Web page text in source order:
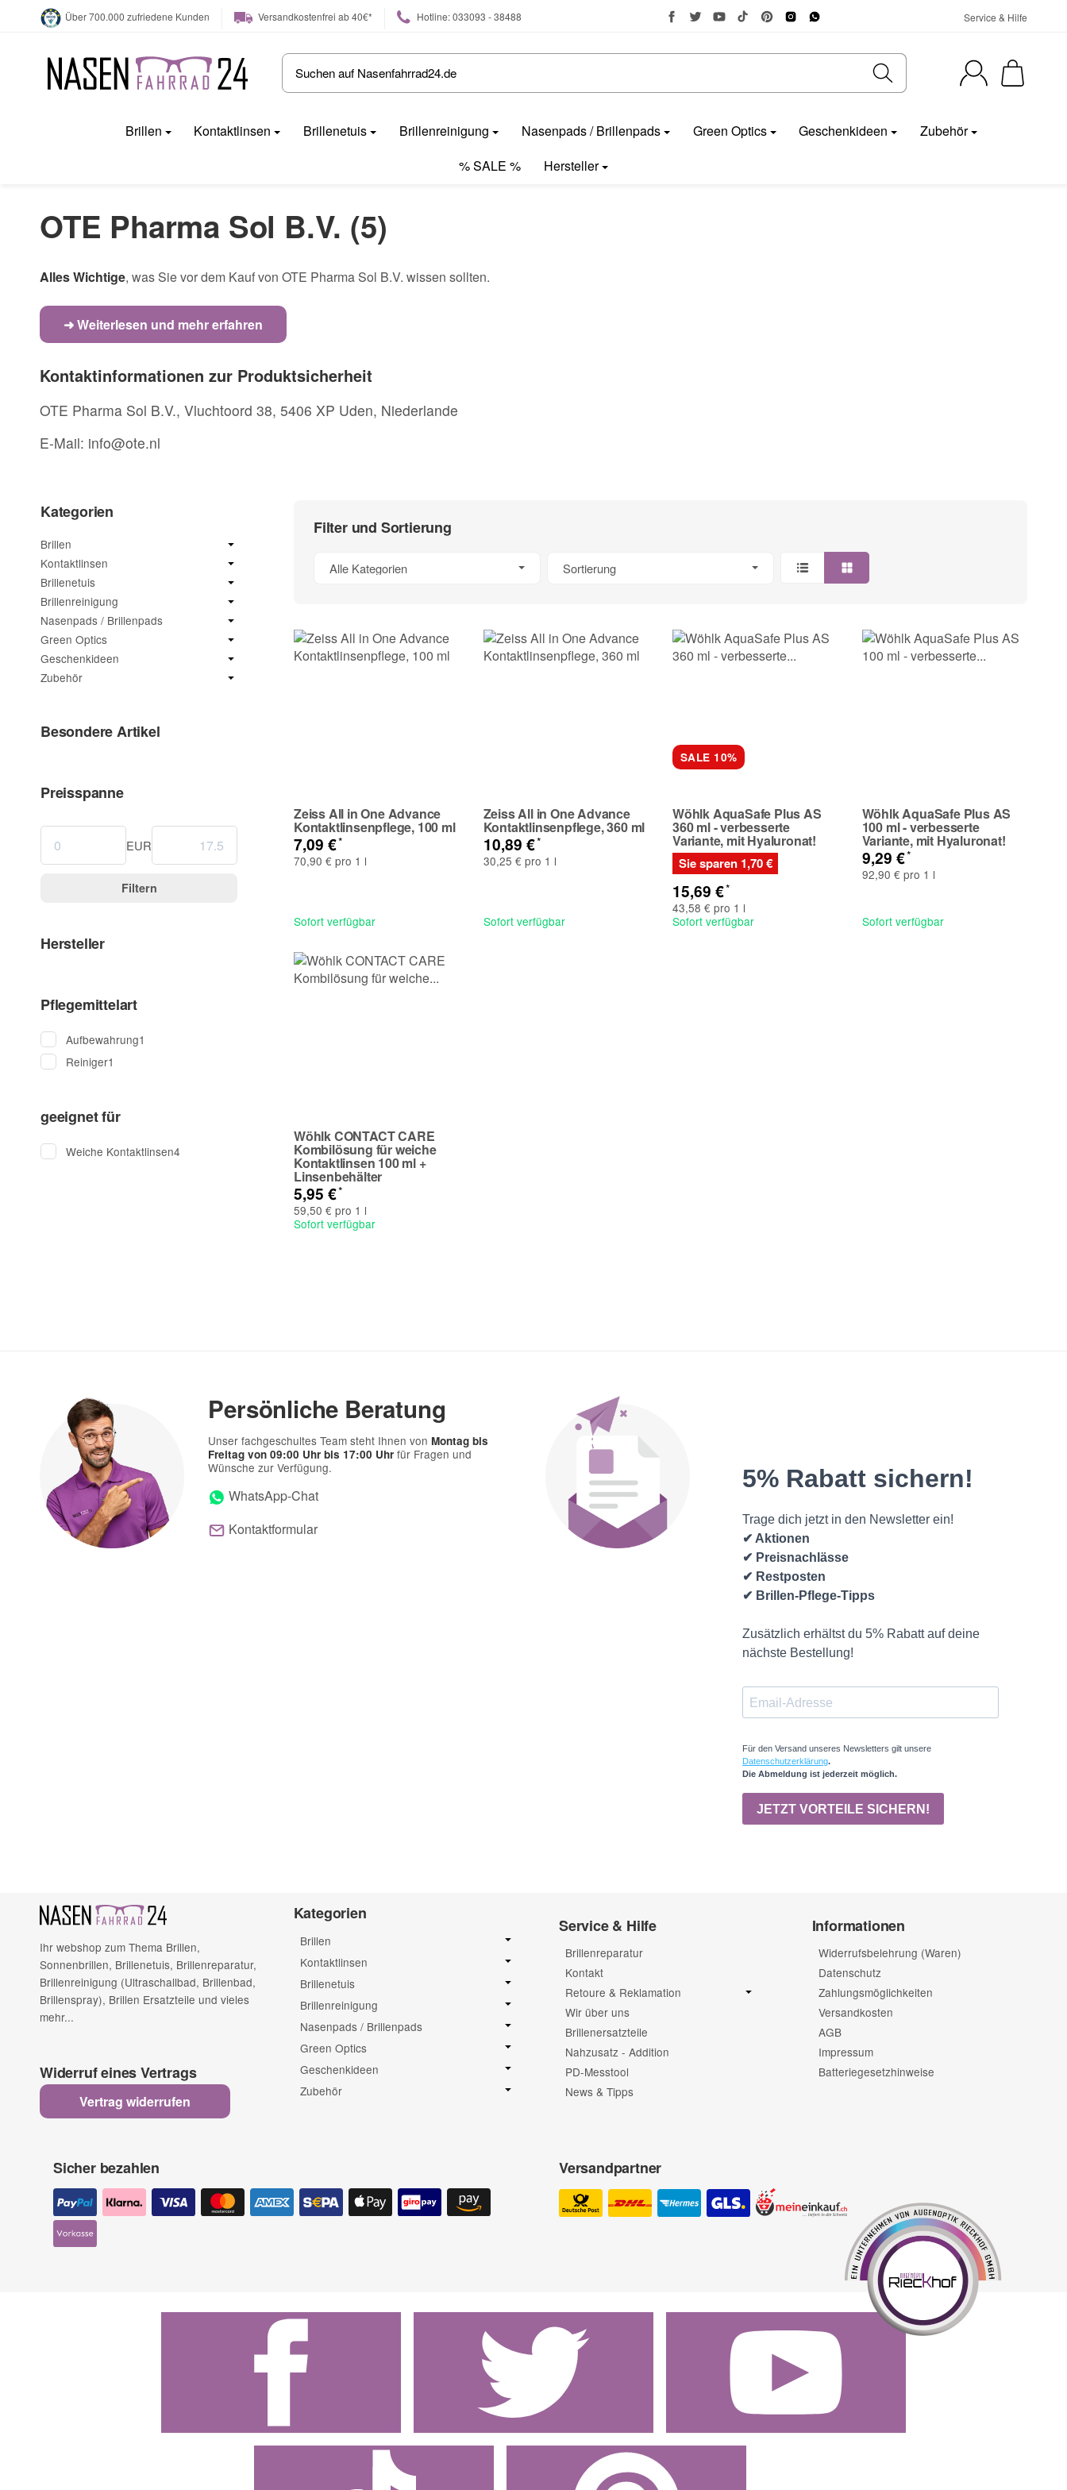
Über 700.000 zufriedene Kunden Versandkostenfrei ab 40€* Hotline: 033093 - 38488 Service & Hilfe
Brillen Kontaktlinsen Brillenetuis Brillenreinigung Nasenpads / Brillenpads Green Optics Geschenkideen
Zubehör
% SALE %
Hersteller
OTE Pharma Sol B.V. (5)
Alles Wichtige, was Sie vor dem Kauf von OTE Pharma Sol B.V. wissen sollten.
➜ Weiterlesen und mehr erfahren
Kontaktinformationen zur Produktsicherheit
OTE Pharma Sol B.V., Vluchtoord 38, 5406 XP Uden, Niederlande
E-Mail: info@ote.nl
Filter und Sortierung
Alle Kategorien Sortierung
Zeiss All in One Advance
Kontaktlinsenpflege, 100 ml
7,09 €*
70,90 € pro 1 l
Sofort verfügbar
Zeiss All in One Advance
Kontaktlinsenpflege, 360 ml
10,89 €*
30,25 € pro 1 l
Sofort verfügbar
SALE 10%
Wöhlk AquaSafe Plus AS
360 ml - verbesserte
Variante, mit Hyaluronat!
Sie sparen 1,70 €
15,69 €*
43,58 € pro 1 l
Sofort verfügbar
Wöhlk AquaSafe Plus AS
100 ml - verbesserte
Variante, mit Hyaluronat!
9,29 €*
92,90 € pro 1 l
Sofort verfügbar
Wöhlk CONTACT CARE
Kombilösung für weiche
Kontaktlinsen 100 ml +
Linsenbehälter
5,95 €*
59,50 € pro 1 l
Sofort verfügbar
Kategorien
Brillen
Kontaktlinsen
Brillenetuis
Brillenreinigung
Nasenpads / Brillenpads
Green Optics
Geschenkideen
Zubehör
Besondere Artikel
Preisspanne
EUR
Filtern
Hersteller
Pflegemittelart
Aufbewahrung1
Reiniger1
geeignet für
Weiche Kontaktlinsen4
Persönliche Beratung
Unser fachgeschultes Team steht Ihnen von Montag bis
Freitag von 09:00 Uhr bis 17:00 Uhr für Fragen und
Wünsche zur Verfügung.
WhatsApp-Chat
Kontaktformular
Ihr webshop zum Thema Brillen,
Sonnenbrillen, Brillenetuis, Brillenreparatur,
Brillenreinigung (Ultraschallbad, Brillenbad,
Brillenspray), Brillen Ersatzteile und vieles
mehr...
Widerruf eines Vertrags
Vertrag widerrufen
Kategorien
Brillen
Kontaktlinsen
Brillenetuis
Brillenreinigung
Nasenpads / Brillenpads
Green Optics
Geschenkideen
Zubehör
Service & Hilfe
Brillenreparatur
Kontakt
Retoure & Reklamation
Wir über uns
Brillenersatzteile
Nahzusatz - Addition
PD-Messtool
News & Tipps
Informationen
Widerrufsbelehrung (Waren)
Datenschutz
Zahlungsmöglichkeiten
Versandkosten
AGB
Impressum
Batteriegesetzhinweise
Sicher bezahlen Versandpartner